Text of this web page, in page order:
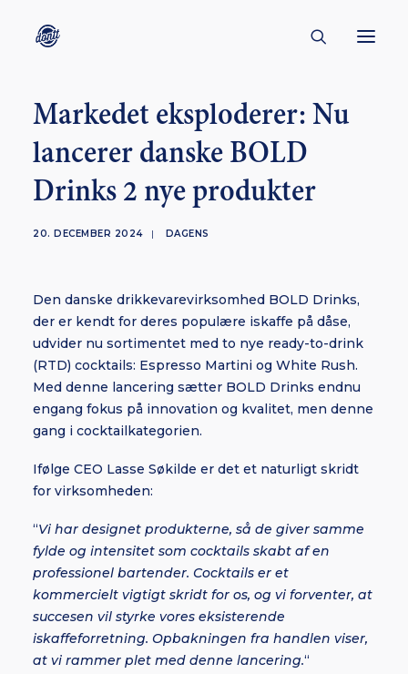
CONTACT
ABOUT
ENGLISH
BORNHOLM
SUBSCRIBE
Markedet eksploderer: Nu
lancerer danske BOLD
Drinks 2 nye produkter
20. DECEMBER 2024 | DAGENS
Den danske drikkevarevirksomhed BOLD Drinks,
der er kendt for deres populære iskaffe på dåse,
udvider nu sortimentet med to nye ready-to-drink
(RTD) cocktails: Espresso Martini og White Rush.
Med denne lancering sætter BOLD Drinks endnu
engang fokus på innovation og kvalitet, men denne
gang i cocktailkategorien.
Ifølge CEO Lasse Søkilde er det et naturligt skridt
for virksomheden:
“Vi har designet produkterne, så de giver samme
fylde og intensitet som cocktails skabt af en
professionel bartender. Cocktails er et
kommercielt vigtigt skridt for os, og vi forventer, at
succesen vil styrke vores eksisterende
iskaffeforretning. Opbakningen fra handlen viser,
at vi rammer plet med denne lancering.“